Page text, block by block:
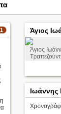
1 Άγιος
Άγιος